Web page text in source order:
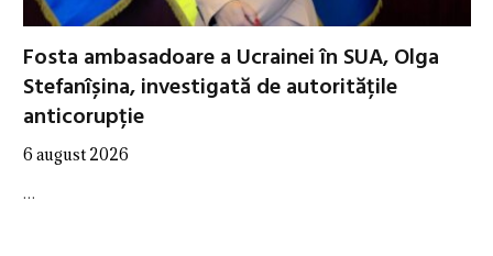
Fosta ambasadoare a Ucrainei în SUA, Olga
Stefanîșina, investigată de autoritățile
anticorupție
6 august 2026
…